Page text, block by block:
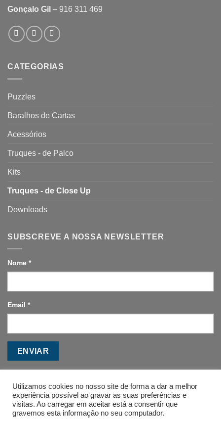
Gonçalo Gil – 916 311 469
CATEGORIAS
Puzzles
Baralhos de Cartas
Acessórios
Truques - de Palco
Kits
Truques - de Close Up
Downloads
SUBSCREVE A NOSSA NEWSLETTER
Nome *
Email *
ENVIAR
Utilizamos cookies no nosso site de forma a dar a melhor
experiência possível ao gravar as suas preferências e
visitas. Ao carregar em aceitar está a consentir que
gravemos esta informação no seu computador.